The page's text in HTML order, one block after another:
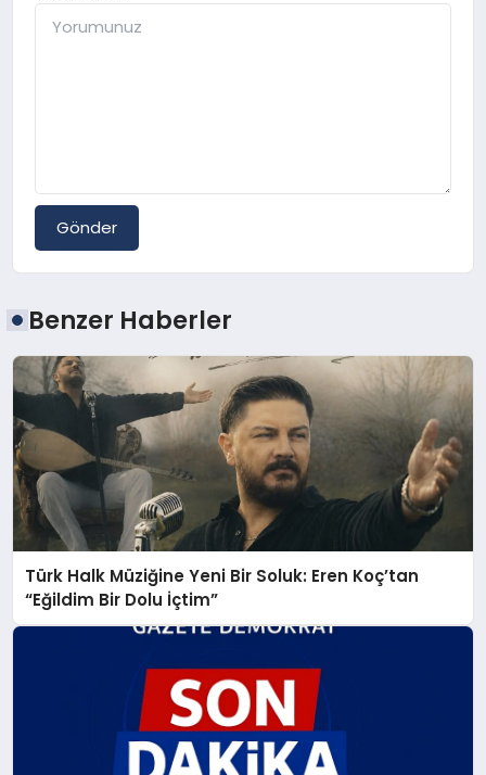
Gönder
Benzer Haberler
Türk Halk Müziğine Yeni Bir Soluk: Eren Koç’tan
“Eğildim Bir Dolu İçtim”